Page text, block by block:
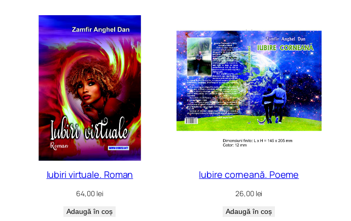
Iubiri virtuale. Roman
64,00 lei
Adaugă în coș
Iubire corneană. Poeme
26,00 lei
Adaugă în coș